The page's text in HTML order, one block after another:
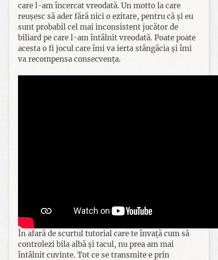
care l-am încercat vreodată. Un motto la care
reușesc să ader fără nici o ezitare, pentru că și eu
sunt probabil cel mai inconsistent jucător de
biliard pe care l-am întâlnit vreodată. Poate poate
acesta o fi jocul care îmi va ierta stângăcia și îmi
va recompensa consecvența.
În afară de scurtul tutorial care te învață cum să
controlezi bila albă și tacul, nu prea am mai
întâlnit cuvinte. Tot ce se transmite e prin